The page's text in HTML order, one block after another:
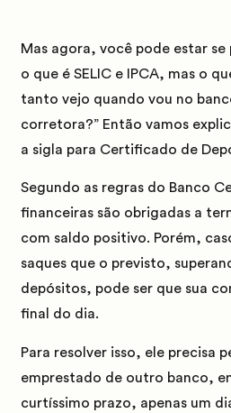
Mas agora, você pode estar
o que é SELIC e IPCA, mas o
tanto vejo quando vou no
corretora?” Então vamos
a sigla para Certificado de
Segundo as regras do Banco
financeiras são obrigadas a
com saldo positivo. Porém,
saques que o previsto,
depósitos, pode ser que sua
final do dia.
Para resolver isso, ele precisa
emprestado de outro banco,
curtíssimo prazo, apenas um